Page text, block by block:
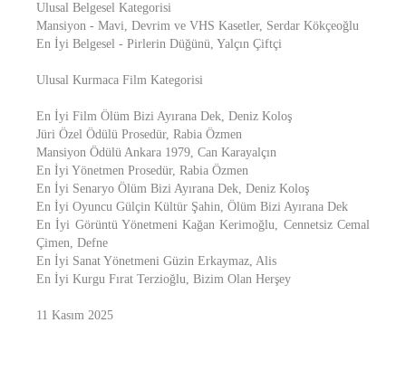
Ulusal Belgesel Kategorisi
Mansiyon - Mavi, Devrim ve VHS Kasetler, Serdar Kökçeoğlu
En İyi Belgesel - Pirlerin Düğünü, Yalçın Çiftçi
Ulusal Kurmaca Film Kategorisi
En İyi Film Ölüm Bizi Ayırana Dek, Deniz Koloş
Jüri Özel Ödülü Prosedür, Rabia Özmen
Mansiyon Ödülü Ankara 1979, Can Karayalçın
En İyi Yönetmen Prosedür, Rabia Özmen
En İyi Senaryo Ölüm Bizi Ayırana Dek, Deniz Koloş
En İyi Oyuncu Gülçin Kültür Şahin, Ölüm Bizi Ayırana Dek
En İyi Görüntü Yönetmeni Kağan Kerimoğlu, Cennetsiz Cemal
Çimen, Defne
En İyi Sanat Yönetmeni Güzin Erkaymaz, Alis
En İyi Kurgu Fırat Terzioğlu, Bizim Olan Herşey
11 Kasım 2025